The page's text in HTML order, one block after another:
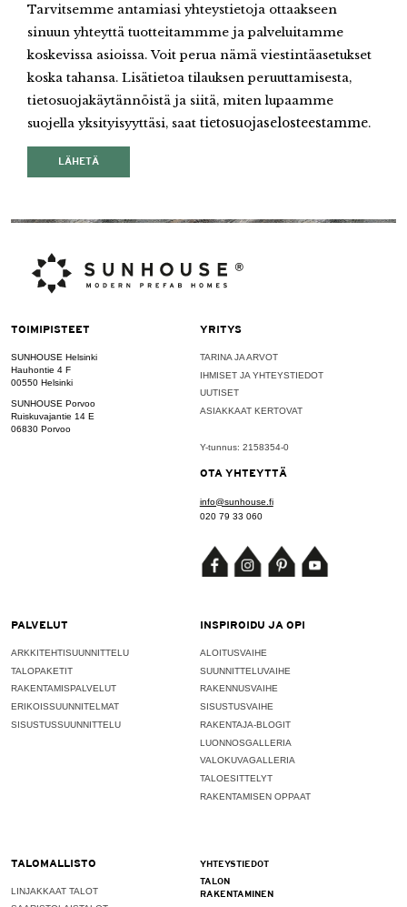
Tarvitsemme antamiasi yhteystietoja ottaakseen
sinuun yhteyttä tuotteitammme ja palveluitamme
koskevissa asioissa. Voit perua nämä viestintäasetukset
koska tahansa. Lisätietoa tilauksen peruuttamisesta,
tietosuojakäytännöistä ja siitä, miten lupaamme
suojella yksityisyyttäsi, saat tietosuojaselosteestamme.
TOIMIPISTEET
SUNHOUSE Helsinki
Hauhontie 4 F
00550 Helsinki
SUNHOUSE Porvoo
Ruiskuvajantie 14 E
06830 Porvoo
YRITYS
TARINA JA ARVOT
IHMISET JA YHTEYSTIEDOT
UUTISET
ASIAKKAAT KERTOVAT
Y-tunnus: 2158354-0
OTA YHTEYTTÄ
info@sunhouse.fi
020 79 33 060
PALVELUT
ARKKITEHTISUUNNITTELU
TALOPAKETIT
RAKENTAMISPALVELUT
ERIKOISSUUNNITELMAT
SISUSTUSSUUNNITTELU
INSPIROIDU JA OPI
ALOITUSVAIHE
SUUNNITTELUVAIHE
RAKENNUSVAIHE
SISUSTUSVAIHE
RAKENTAJA-BLOGIT
LUONNOSGALLERIA
VALOKUVAGALLERIA
TALOESITTELYT
RAKENTAMISEN OPPAAT
TALOMALLISTO
LINJAKKAAT TALOT
YHTEYSTIEDOT
TALON
RAKENTAMINEN